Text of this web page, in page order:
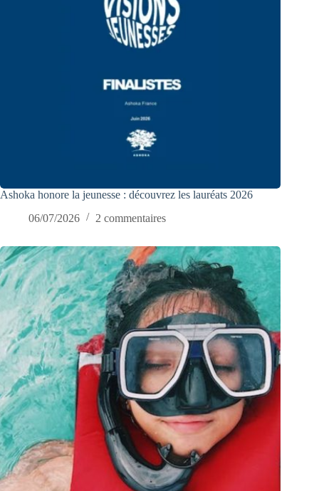
Ashoka honore la jeunesse : découvrez les lauréats 2026
06/07/2026
2 commentaires